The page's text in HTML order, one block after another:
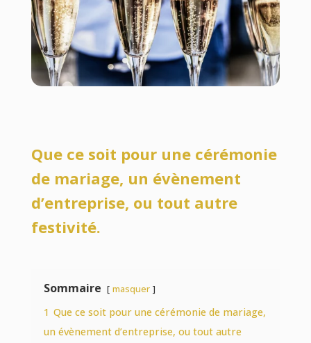
Que ce soit pour une cérémonie
de mariage, un évènement
d’entreprise, ou tout autre
festivité.
Sommaire masquer
1 Que ce soit pour une cérémonie de mariage,
un évènement d’entreprise, ou tout autre